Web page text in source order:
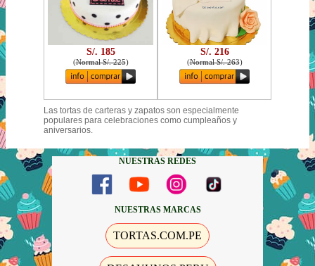
S/. 185
(Normal S/. 225)
S/. 216
(Normal S/. 263)
Las tortas de carteras y zapatos son especialmente
populares para celebraciones como cumpleaños y
aniversarios.
NUESTRAS REDES
NUESTRAS MARCAS
TORTAS.COM.PE